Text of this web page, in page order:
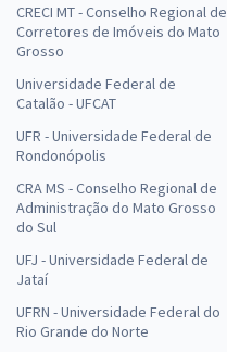
CRECI MT - Conselho Regional de
Corretores de Imóveis do Mato
Grosso
Universidade Federal de
Catalão - UFCAT
UFR - Universidade Federal de
Rondonópolis
CRA MS - Conselho Regional de
Administração do Mato Grosso
do Sul
UFJ - Universidade Federal de
Jataí
UFRN - Universidade Federal do
Rio Grande do Norte